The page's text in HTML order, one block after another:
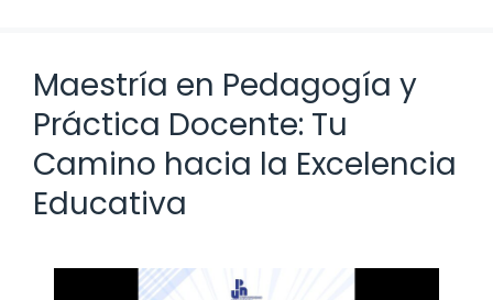
Maestría en Pedagogía y
Práctica Docente: Tu
Camino hacia la Excelencia
Educativa